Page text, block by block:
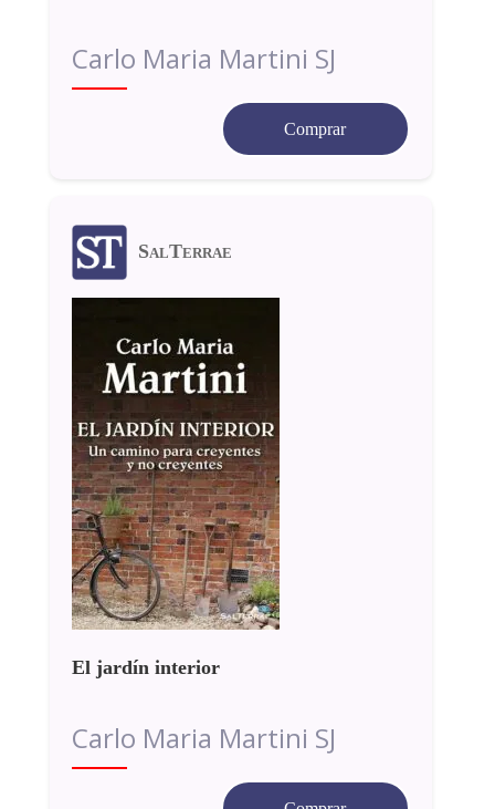
Carlo Maria Martini SJ
Comprar
SalTerrae
El jardín interior
Carlo Maria Martini SJ